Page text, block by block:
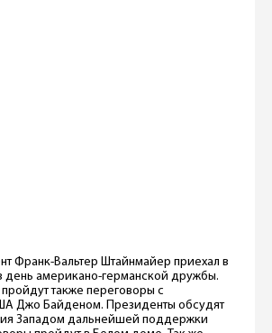
Франк-Вальтер Штайнмайер приехал в
день американо-германской дружбы.
также переговоры с
Джо Байденом. Президенты обсудят
Западом дальнейшей поддержки